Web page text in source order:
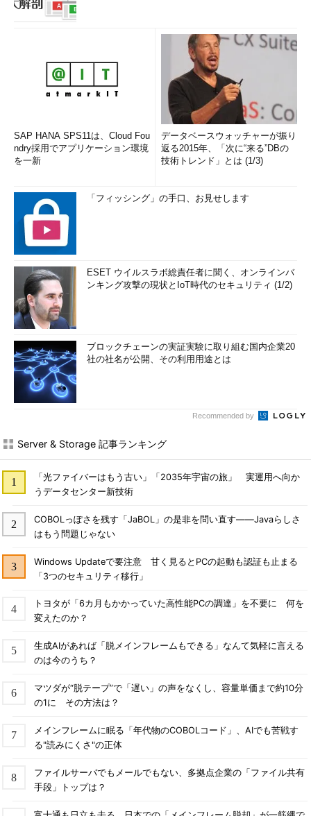
SAP HANA SPS11は、Cloud Fou
ndry採用でアプリケーション環境
を一新
データベースウォッチャーが振り
返る2015年、「次に“来る”DBの
技術トレンド」とは (1/3)
「フィッシング」の手口、お見せします
ESET ウイルスラボ総責任者に聞く、オンラインバ
ンキング攻撃の現状とIoT時代のセキュリティ (1/2)
ブロックチェーンの実証実験に取り組む国内企業20
社の社名が公開、その利用用途とは
Recommended by
Server & Storage 記事ランキング
「光ファイバーはもう古い」「2035年宇宙の旅」 実運用へ向か
うデータセンター新技術
COBOLっぽさを残す「JaBOL」の是非を問い直す――Javaらしさ
はもう問題じゃない
Windows Updateで要注意 甘く見るとPCの起動も認証も止まる
「3つのセキュリティ移行」
トヨタが「6カ月もかかっていた高性能PCの調達」を不要に 何を
変えたのか？
生成AIがあれば「脱メインフレームもできる」なんて気軽に言える
のは今のうち？
マツダが“脱テープ”で「遅い」の声をなくし、容量単価まで約10分
の1に その方法は？
メインフレームに眠る「年代物のCOBOLコード」、AIでも苦戦す
る"読みにくさ"の正体
ファイルサーバでもメールでもない、多拠点企業の「ファイル共有
手段」トップは？